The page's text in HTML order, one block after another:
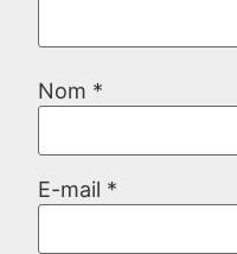
Nom *
E-mail *